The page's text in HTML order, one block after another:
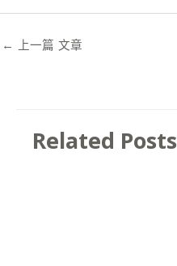
← 上一篇 文章
Related Posts